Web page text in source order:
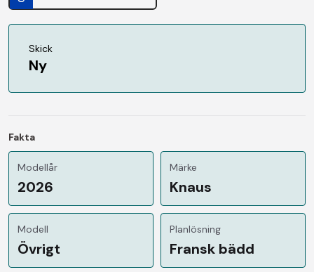
Skick
Ny
Fakta
Modellår
2026
Märke
Knaus
Modell
Övrigt
Planlösning
Fransk bädd